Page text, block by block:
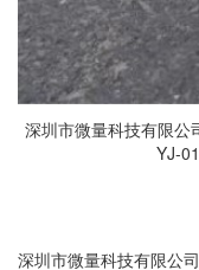
深圳市微量科技有限公
YJ-
深圳市微量科技有限公